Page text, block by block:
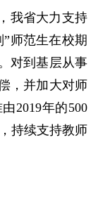
我省大力支持
师范生在校期
对到基层从事
，并加大对师
2019年的500
持续支持教师